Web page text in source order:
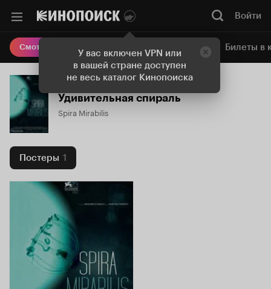
У вас включен VPN или
в вашей стране доступен
не весь каталог Кинопоиска
Войти
Смотреть кино Онлайн-кинотеатр Билеты в
Удивительная спираль
Spira Mirabilis
Постеры 1